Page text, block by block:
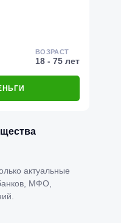
ВОЗРАСТ
18 - 75 лет
актуальные
МФО,